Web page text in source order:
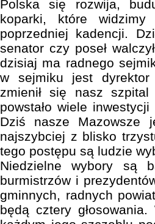
Polska się rozwija,
koparki, które
poprzedniej kadencji.
senator czy poseł
dzisiaj ma radnego
w sejmiku jest dyrektor
zmienił się nasz
powstało wiele
Dziś nasze Mazowsze
najszybciej z blisko
tego postępu są ludzie
Niedzielne wybory są
burmistrzów i
gminnych, radnych
będą cztery